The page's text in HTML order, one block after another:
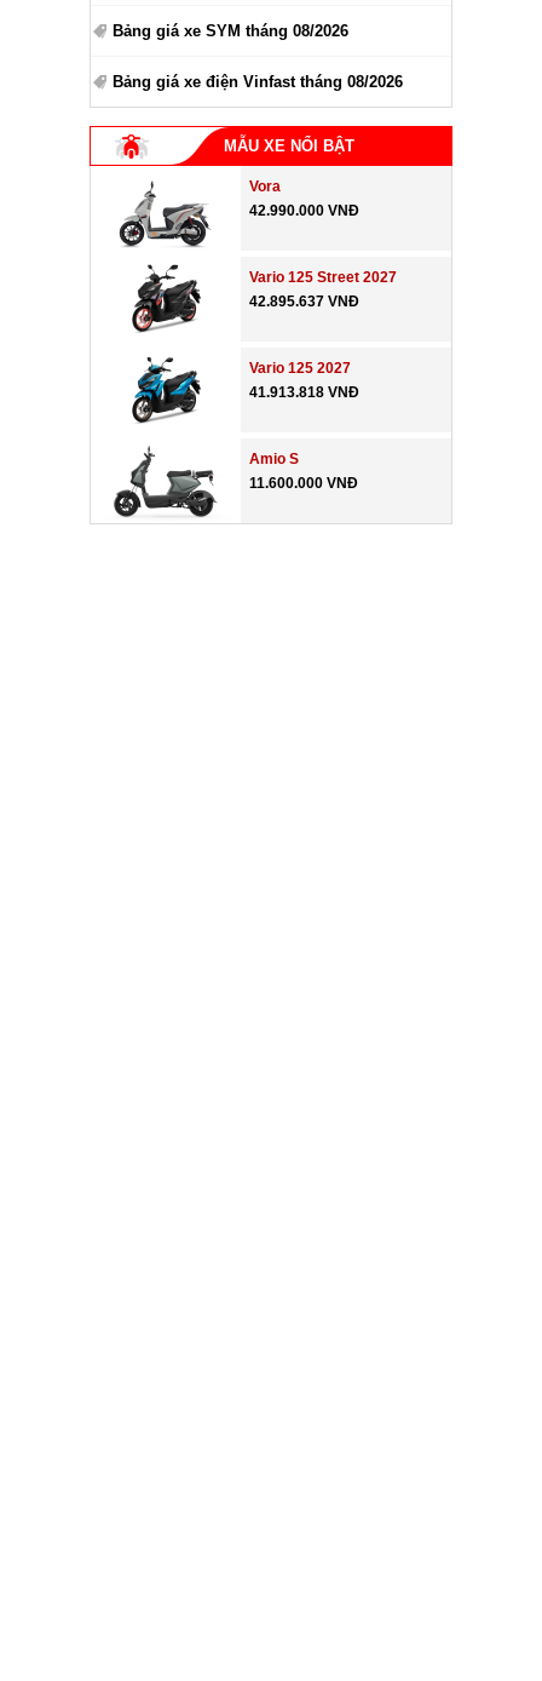
Bảng giá xe SYM tháng 08/2026
Bảng giá xe điện Vinfast tháng 08/2026
MẪU XE NỔI BẬT
Vora
42.990.000 VNĐ
Vario 125 Street 2027
42.895.637 VNĐ
Vario 125 2027
41.913.818 VNĐ
Amio S
11.600.000 VNĐ